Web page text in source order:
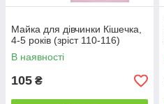
Майка для дівчинки Кішечка,
4-5 років (зріст 110-116)
В наявності
105 ₴